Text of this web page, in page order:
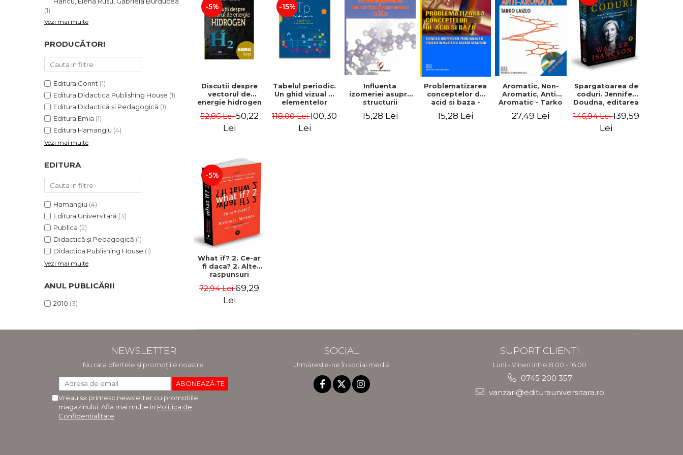
(1)
Vezi mai multe
PRODUCĂTORI
Editura Corint (1)
Editura Didactica Publishing House (1)
Editura Didactică și Pedagogică (1)
Editura Emia (1)
Editura Hamangiu (4)
Vezi mai multe
EDITURA
Hamangiu (4)
Editura Universitară (3)
Publica (2)
Didactică și Pedagogică (1)
Didactica Publishing House (1)
Vezi mai multe
ANUL PUBLICĂRII
2010 (3)
Gabriela
Burducea
-5%
Discutii despre
vectorul de
energie hidrogen
Dumitru
Chisalita, Hans
52,86 Lei50,22
Lei
-15%
Tabelul periodic.
Un ghid vizual al
elementelor
Jackson
118,00 Lei100,30
Lei
Influenta
izomeriei asupra
structurii
electronice si
proprietatilor
15,28 Lei
Problematizarea
conceptelor de
acid si baza -
Activitati
independente
15,28 Lei
Aromatic, Non-
Aromatic, Anti-
Aromatic - Tarko
27,49 Lei
Spargatoarea de
coduri. Jennifer
Doudna, editarea
viitorul speciei
umane - Walter
146,94 Lei139,59
Lei
-5%
What if? 2. Ce-ar
fi daca? 2. Alte
raspunsuri
serioase la
intrebari
72,94 Lei69,29
Lei
NEWSLETTER
Nu rata ofertele și promoțiile noastre
Vreau sa primesc newsletter cu promotiile
magazinului. Afla mai multe in Politica de
Confidentialitate
SOCIAL
Urmărește-ne în social media
SUPORT CLIENȚI
Luni - Vineri intre 8.00 - 16.00
0745 200 357
vanzari@editurauniversitara.ro